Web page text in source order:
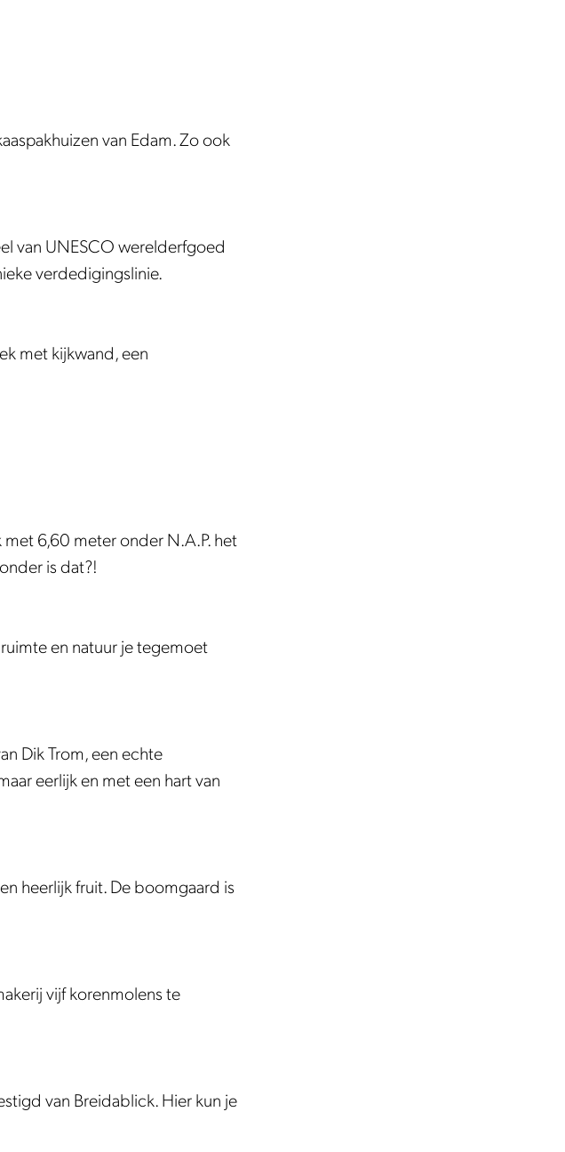
van Edam. Zo ook
van UNESCO werelderfgoed
verdedigingslinie.
met kijkwand, een
met 6,60 meter onder N.A.P. het
is dat?!
en natuur je tegemoet
Dik Trom, een echte
eerlijk en met een hart van
heerlijk fruit. De boomgaard is
vijf korenmolens te
van Breidablick. Hier kun je